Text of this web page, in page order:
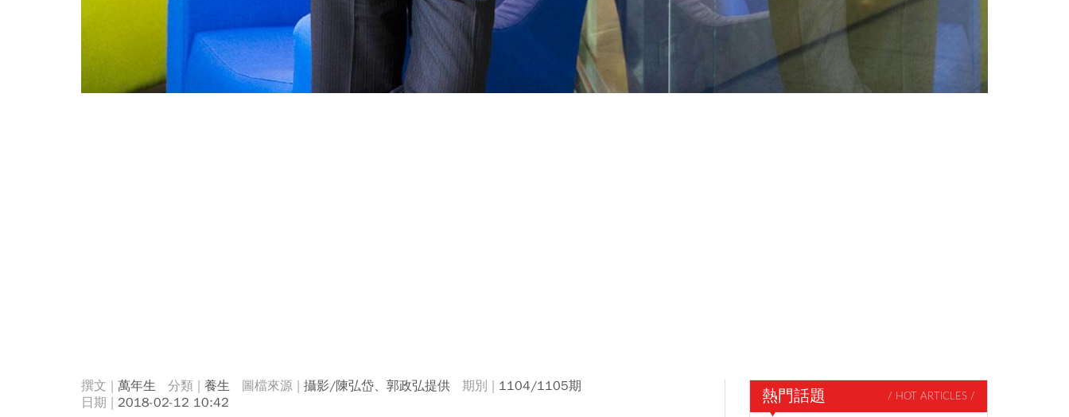
萬年生 養生 攝影/陳弘岱、郭政弘提供
1104/1105期
2018-02-12 10:42
熱門話題 / HOT ARTICLES /